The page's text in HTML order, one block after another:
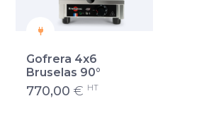
Gofrera 4x6
Bruselas 90°
770,00 € HT